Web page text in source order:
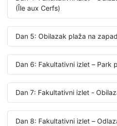
(Île aux Cerfs)
Dan 5: Obilazak plaža na
Dan 6: Fakultativni izlet – Park
Dan 7: Fakultativni izlet -
Dan 8: Fakultativni izlet –